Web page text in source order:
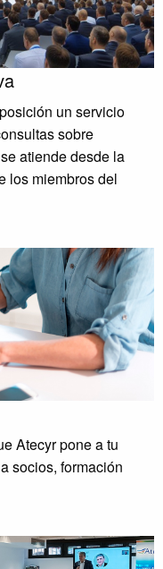
un servicio
sobre
atiende desde la
los miembros del
Atecyr pone a tu
socios, formación